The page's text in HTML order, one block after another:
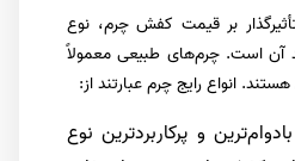
بر قیمت کفش چرم، نوع
آن است. چرم‌های طبیعی معمولاً
انواع رایج چرم عبارتند از:
و پرکاربردترین نوع